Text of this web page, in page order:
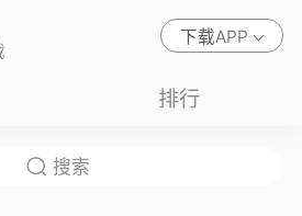
下载APP
排行